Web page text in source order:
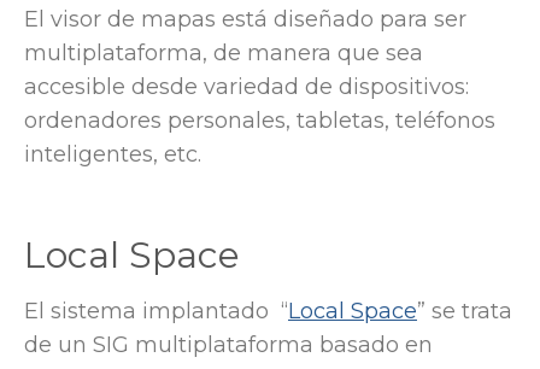
El visor de mapas está diseñado para ser
multiplataforma, de manera que sea
accesible desde variedad de dispositivos:
ordenadores personales, tabletas, teléfonos
inteligentes, etc.
Local Space
El sistema implantado “Local Space” se trata
de un SIG multiplataforma basado en